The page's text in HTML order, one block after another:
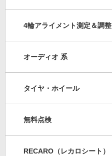
4輪アライメント測定＆調整
オーディオ 系
タイヤ・ホイール
無料点検
RECARO（レカロシート）